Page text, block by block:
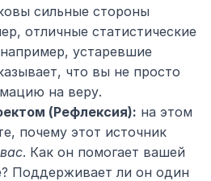
сильные стороны
отличные статистические
устаревшие
что вы не просто
на веру.
(Рефлексия): на этом
почему этот источник
. Как он помогает вашей
Поддерживает ли он один